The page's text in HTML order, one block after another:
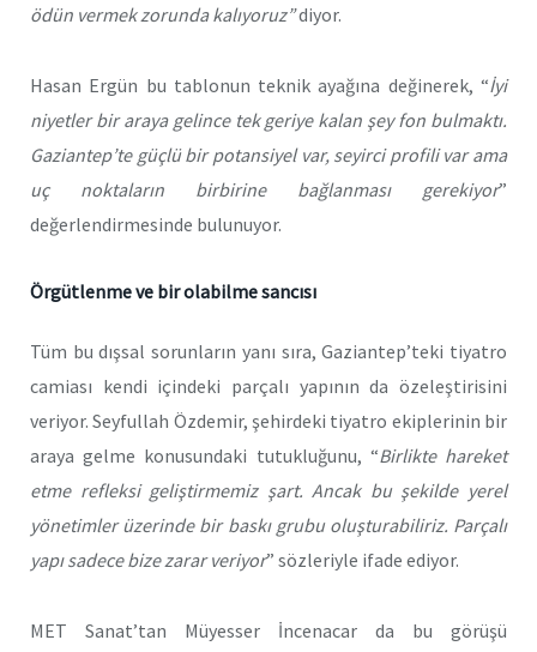
ödün vermek zorunda kalıyoruz”diyor.
Hasan Ergün bu tablonun teknik ayağına değinerek, “İyi
niyetler bir araya gelince tek geriye kalan şey fon bulmaktı.
Gaziantep’te güçlü bir potansiyel var, seyirci profili var ama
uç noktaların birbirine bağlanması gerekiyor”
değerlendirmesinde bulunuyor.
Örgütlenme ve bir olabilme sancısı
Tüm bu dışsal sorunların yanı sıra, Gaziantep’teki tiyatro
camiası kendi içindeki parçalı yapının da özeleştirisini
veriyor. Seyfullah Özdemir, şehirdeki tiyatro ekiplerinin bir
araya gelme konusundaki tutukluğunu, “Birlikte hareket
etme refleksi geliştirmemiz şart. Ancak bu şekilde yerel
yönetimler üzerinde bir baskı grubu oluşturabiliriz. Parçalı
yapı sadece bize zarar veriyor” sözleriyle ifade ediyor.
MET Sanat’tan Müyesser İncenacar da bu görüşü